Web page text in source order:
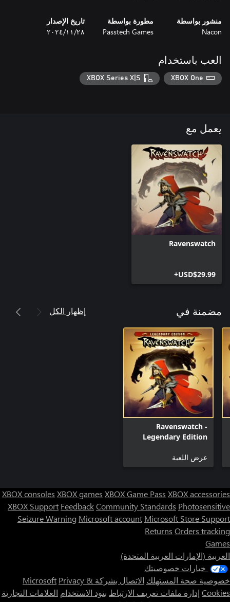
منشور بواسطة
Nacon
مطورة بواسطة
Passtech Games
تاريخ الإصدار
٢٨‏/١١‏/٢٠٢٤
العب باستخدام
XBOX One
XBOX Series X|S
يعمل مع
Ravenswatch
USD$29.99+
مضمنة في إظهار الكل
Ravenswatch -
Legendary Edition
عرض اللعبة
XBOX consoles XBOX games XBOX Game Pass XBOX accessories
XBOX Support FeedbackCommunity Standards Photosensitive
Seizure Warning Microsoft account Microsoft Store Support
Returns Orders tracking
Games
العربية (الإمارات العربية المتحدة)
خيارات خصوصيتك
خصوصية صحة المستهلك الاتصال بشركة Microsoft Privacy &
Cookies إدارة ملفات تعريف الارتباط بنود الاستخدام العلامات التجارية